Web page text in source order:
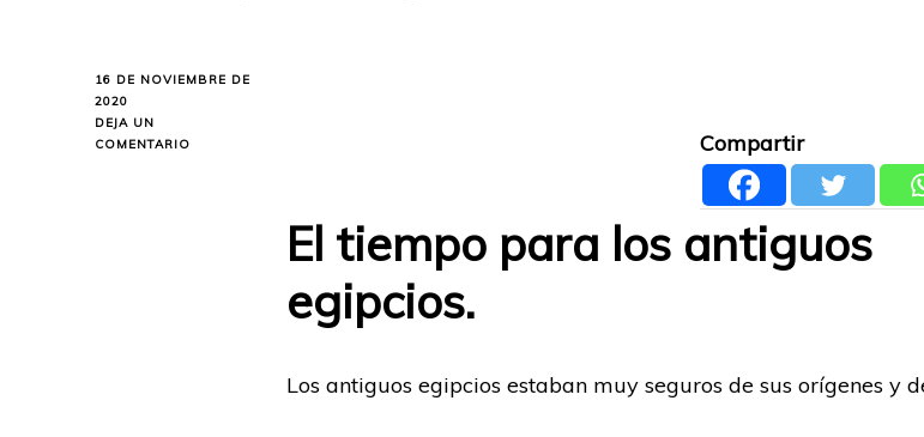
16 DE NOVIEMBRE DE
2020
DEJA UN
COMENTARIO
Compartir
El tiempo para los antiguos
egipcios.
Los antiguos egipcios estaban muy seguros de sus orígenes y